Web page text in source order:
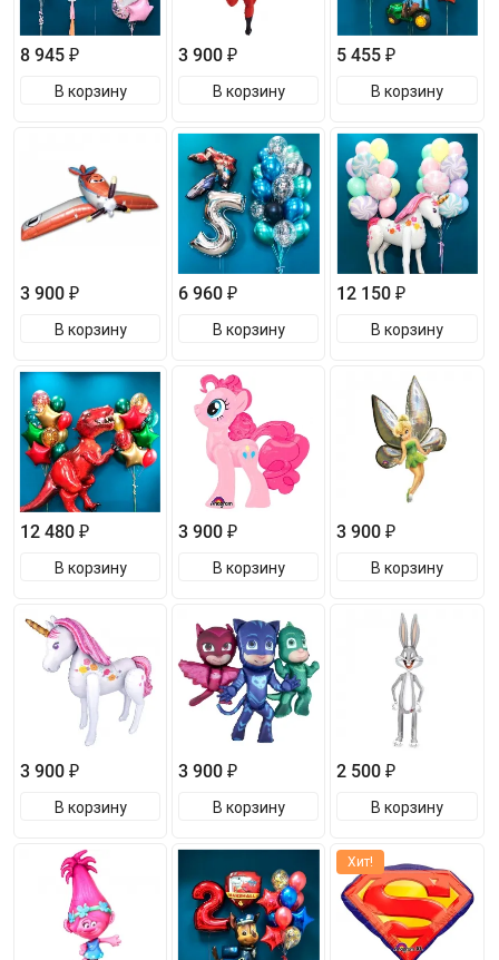
8 945 ₽
В корзину
3 900 ₽
В корзину
5 455 ₽
В корзину
3 900 ₽
В корзину
6 960 ₽
В корзину
12 150 ₽
В корзину
12 480 ₽
В корзину
3 900 ₽
В корзину
3 900 ₽
В корзину
3 900 ₽
В корзину
3 900 ₽
В корзину
2 500 ₽
В корзину
Хит!